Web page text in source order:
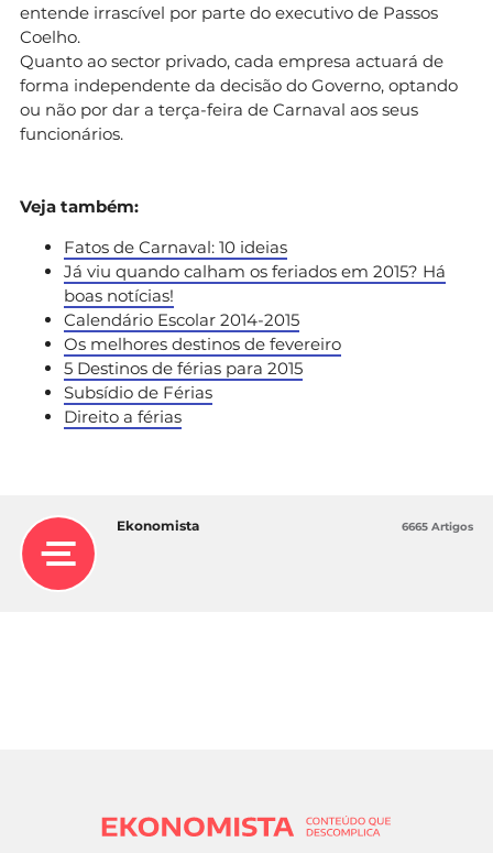
entende irrascível por parte do executivo de Passos
Coelho.
Quanto ao sector privado, cada empresa actuará de
forma independente da decisão do Governo, optando
ou não por dar a terça-feira de Carnaval aos seus
funcionários.
Veja também:
Fatos de Carnaval: 10 ideias
Já viu quando calham os feriados em 2015? Há
boas notícias!
Calendário Escolar 2014-2015
Os melhores destinos de fevereiro
5 Destinos de férias para 2015
Subsídio de Férias
Direito a férias
Ekonomista 6665 Artigos